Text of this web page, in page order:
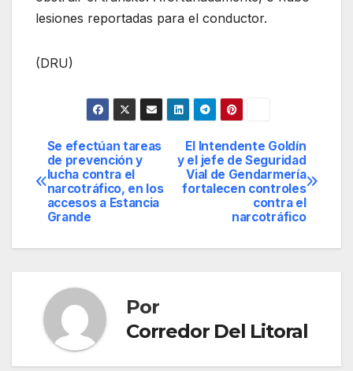
lesiones reportadas para el conductor.
(DRU)
Navegación
de
entradas
El Intendente Goldín
y el jefe de Seguridad
Vial de Gendarmería
fortalecen controles
contra el
narcotráfico
Se efectúan tareas
de prevención y
lucha contra el
narcotráfico, en los
accesos a Estancia
Grande
Por
Corredor Del Litoral